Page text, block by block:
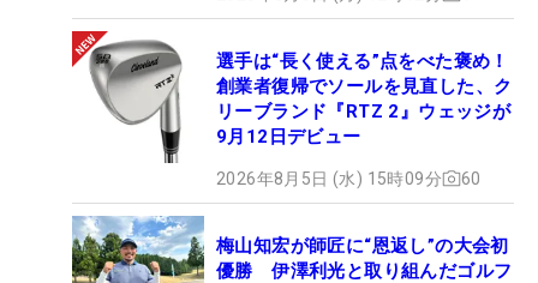
選手は“長く使える”点をべた褒め！
創業者復帰でソールを見直した、ク
リーブランド『RTZ 2』ウェッジが
9月12日デビュー
2026年8月5日 (水) 15時09分 60
梅山知宏が師匠に“恩返し”の大会初
優勝 伊澤利光と取り組んだゴルフ